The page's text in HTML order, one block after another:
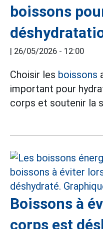
boissons
| 26/05/2026 - 12:00
Choisir les boissons
important pour
corps et soutenir la
Boissons à
corps est